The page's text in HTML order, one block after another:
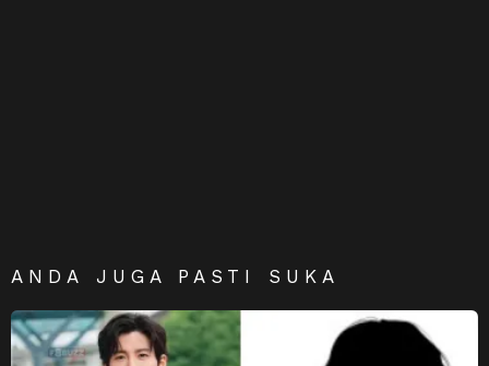
ANDA JUGA PASTI SUKA